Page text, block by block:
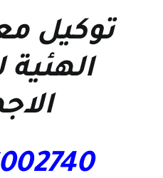
توكيل
الهئية